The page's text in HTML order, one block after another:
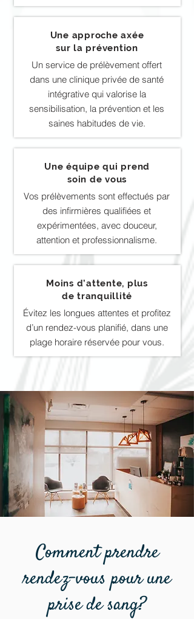
Une approche axée
sur la prévention
Un service de prélèvement offert
dans une clinique privée de santé
intégrative qui valorise la
sensibilisation, la prévention et les
saines habitudes de vie.
Une équipe qui prend
soin de vous
Vos prélèvements sont effectués par
des infirmières qualifiées et
expérimentées, avec douceur,
attention et professionnalisme.
Moins d’attente, plus
de tranquillité
Évitez les longues attentes et profitez
d’un rendez-vous planifié, dans une
plage horaire réservée pour vous.
Comment prendre
rendez-vous pour une
prise de sang?